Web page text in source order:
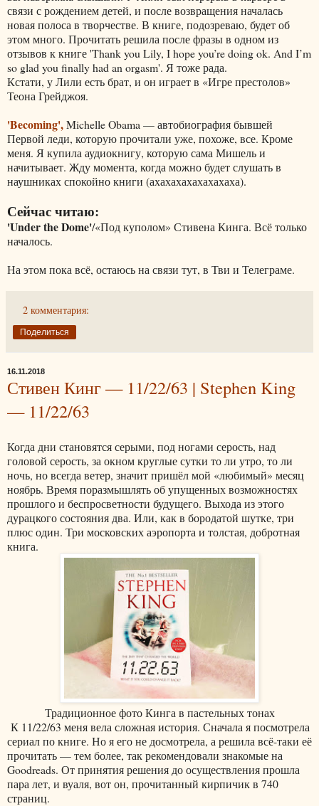
связи с рождением детей, и после возвращения началась
новая полоса в творчестве. В книге, подозреваю, будет об
этом много. Прочитать решила после фразы в одном из
отзывов к книге 'Thank you Lily, I hope you’re doing ok. And I’m
so glad you finally had an orgasm'. Я тоже рада.
Кстати, у Лили есть брат, и он играет в «Игре престолов»
Теона Грейджоя.
'Becoming',Michelle Obama — автобиография бывшей
Первой леди, которую прочитали уже, похоже, все. Кроме
меня. Я купила аудиокнигу, которую сама Мишель и
начитывает. Жду момента, когда можно будет слушать в
наушниках спокойно книги (ахахахахахахахаха).
Сейчас читаю:
'Under the Dome'/«Под куполом» Стивена Кинга. Всё только
началось.
На этом пока всё, остаюсь на связи тут, в Тви и Телеграме.
2 комментария:
Поделиться
16.11.2018
Стивен Кинг — 11/22/63 | Stephen King
— 11/22/63
Когда дни становятся серыми, под ногами серость, над
головой серость, за окном круглые сутки то ли утро, то ли
ночь, но всегда ветер, значит пришёл мой «любимый» месяц
ноябрь. Время поразмышлять об упущенных возможностях
прошлого и беспросветности будущего. Выхода из этого
дурацкого состояния два. Или, как в бородатой шутке, три
плюс один. Три московских аэропорта и толстая, добротная
книга.
Традиционное фото Кинга в пастельных тонах
К 11/22/63 меня вела сложная история. Сначала я посмотрела
сериал по книге. Но я его не досмотрела, а решила всё-таки её
прочитать — тем более, так рекомендовали знакомые на
Goodreads. От принятия решения до осуществления прошла
пара лет, и вуаля, вот он, прочитанный кирпичик в 740
страниц.